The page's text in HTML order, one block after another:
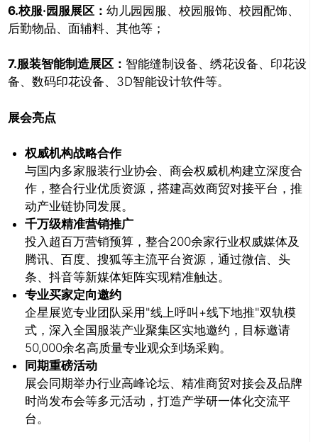
6.校服·园服展区： 幼儿园园服、校园服饰、校园配饰、
后勤物品、面辅料、其他等；
7.服装智能制造展区： 智能缝制设备、绣花设备、印花设
备、数码印花设备、3D智能设计软件等。
展会亮点
权威机构战略合作
与国内多家服装行业协会、商会权威机构建立深度合
作，整合行业优质资源，搭建高效商贸对接平台，推
动产业链协同发展。
千万级精准营销推广
投入超百万营销预算，整合200余家行业权威媒体及
腾讯、百度、搜狐等主流平台资源，通过微信、头
条、抖音等新媒体矩阵实现精准触达。
专业买家定向邀约
企星展览专业团队采用"线上呼叫+线下地推"双轨模
式，深入全国服装产业聚集区实地邀约，目标邀请
50,000余名高质量专业观众到场采购。
同期重磅活动
展会同期举办行业高峰论坛、精准商贸对接会及品牌
时尚发布会等多元活动，打造产学研一体化交流平
台。